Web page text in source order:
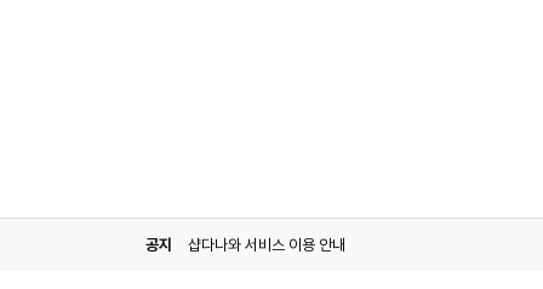
공지 샵다나와 서비스 이용 안내